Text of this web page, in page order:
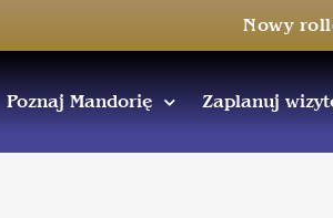
Nowy
Poznaj Mandorię Zaplanuj